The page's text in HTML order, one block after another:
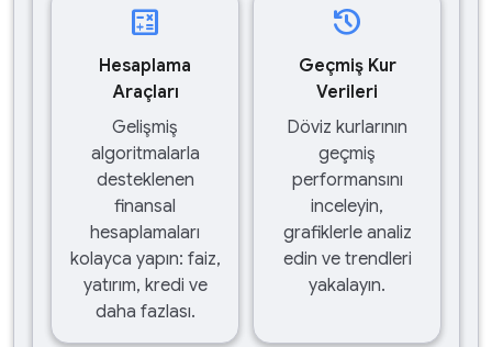
calculate
Hesaplama
Araçları
Gelişmiş
algoritmalarla
desteklenen
finansal
hesaplamaları
kolayca yapın: faiz,
yatırım, kredi ve
daha fazlası.
history
Geçmiş Kur
Verileri
Döviz kurlarının
geçmiş
performansını
inceleyin,
grafiklerle analiz
edin ve trendleri
yakalayın.